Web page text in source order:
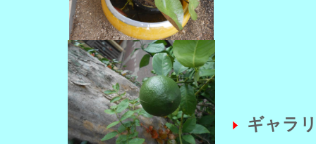
ギャラ